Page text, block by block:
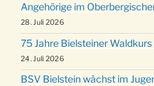
Angehörige im
28. Juli 2026
75 Jahre Bielsteiner
24. Juli 2026
BSV Bielstein wächst im